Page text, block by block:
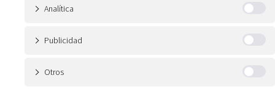
Analítica
Publicidad
Otros